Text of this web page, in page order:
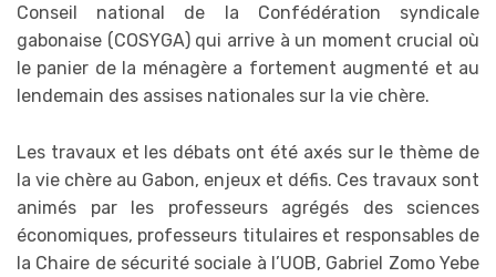
Conseil national de la Confédération syndicale
gabonaise (COSYGA) qui arrive à un moment crucial où
le panier de la ménagère a fortement augmenté et au
lendemain des assises nationales sur la vie chère.
Les travaux et les débats ont été axés sur le thème de
la vie chère au Gabon, enjeux et défis. Ces travaux sont
animés par les professeurs agrégés des sciences
économiques, professeurs titulaires et responsables de
la Chaire de sécurité sociale à l’UOB, Gabriel Zomo Yebe